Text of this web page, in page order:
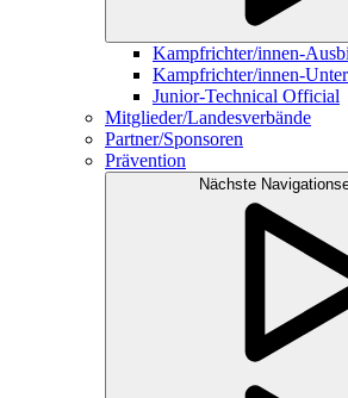
Kampfrichter/innen-
Kampfrichter/innen-
Junior-Technical Official
Mitglieder/Landesverbände
Partner/Sponsoren
Prävention
Nächste